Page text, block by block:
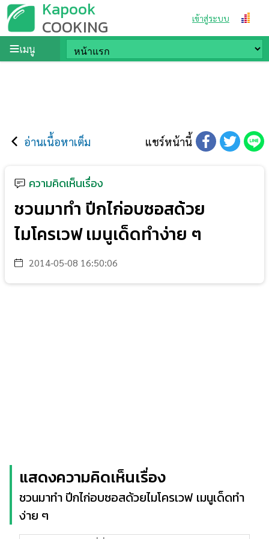
Kapook
COOKING เข้าสู่ระบบ
เมนู
อ่านเนื้อหาเต็ม แชร์หน้านี้
ความคิดเห็นเรื่อง
ชวนมาทำ ปีกไก่อบซอสด้วย
ไมโครเวฟ เมนูเด็ดทำง่าย ๆ
2014-05-08 16:50:06
แสดงความคิดเห็นเรื่อง
ชวนมาทำ ปีกไก่อบซอสด้วยไมโครเวฟ เมนูเด็ดทำ
ง่าย ๆ